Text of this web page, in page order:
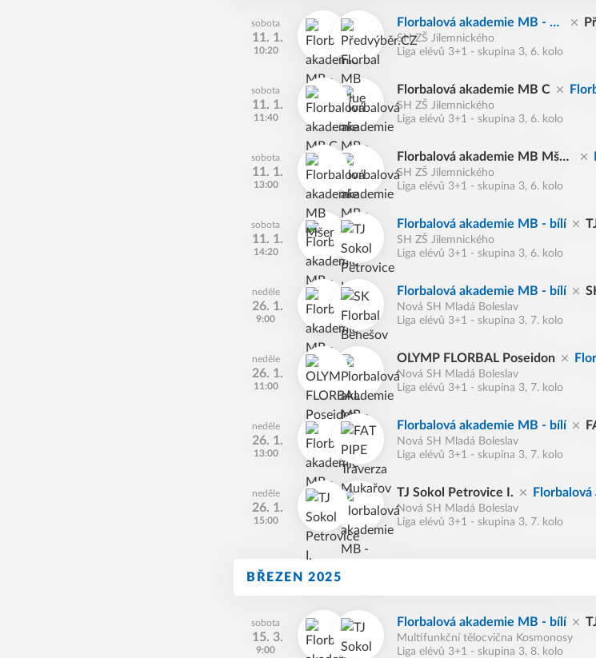
sobota
11. 1.
10:20
Florbalová akademie MB - bíl
íSH ZŠ Jilemnického
Liga elévů 3+1 - skupina 3, 6. kolo
sobota
11. 1.
11:40
Florbalová akademie MB C
SH ZŠ Jilemnického
Liga elévů 3+1 - skupina 3, 6. kolo
sobota
11. 1.
13:00
Florbalová akademie MB Mšen
o
SH ZŠ Jilemnického
Liga elévů 3+1 - skupina 3, 6. kolo
sobota
11. 1.
14:20
Florbalová akademie MB - bílí
SH ZŠ Jilemnického
Liga elévů 3+1 - skupina 3, 6. kolo
neděle
26. 1.
9:00
Florbalová akademie MB - bílí
Nová SH Mladá Boleslav
Liga elévů 3+1 - skupina 3, 7. kolo
neděle
26. 1.
11:00
OLYMP FLORBAL Poseidon
Nová SH Mladá Boleslav
Liga elévů 3+1 - skupina 3, 7. kolo
neděle
26. 1.
13:00
Florbalová akademie MB - bílí
Nová SH Mladá Boleslav
Liga elévů 3+1 - skupina 3, 7. kolo
neděle
26. 1.
15:00
TJ Sokol Petrovice I.
Nová SH Mladá Boleslav
Liga elévů 3+1 - skupina 3, 7. kolo
BŘEZEN 2025
sobota
15. 3.
9:00
Florbalová akademie MB - bílí
Multifunkční tělocvična Kosmonosy
Liga elévů 3+1 - skupina 3, 8. kolo